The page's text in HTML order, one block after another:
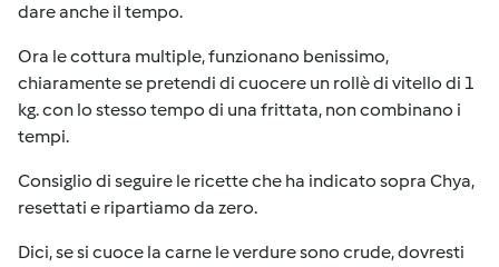
dare anche il tempo.
Ora le cottura multiple, funzionano benissimo,
chiaramente se pretendi di cuocere un rollè di vitello di 1
kg. con lo stesso tempo di una frittata, non combinano i
tempi.
Consiglio di seguire le ricette che ha indicato sopra Chya,
resettati e ripartiamo da zero.
Dici, se si cuoce la carne le verdure sono crude, dovresti